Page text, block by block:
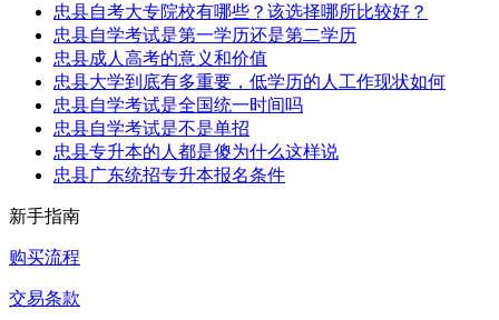
忠县自考大专院校有哪些？该选择哪所比较好？
忠县自学考试是第一学历还是第二学历
忠县成人高考的意义和价值
忠县大学到底有多重要，低学历的人工作现状如何
忠县自学考试是全国统一时间吗
忠县自学考试是不是单招
忠县专升本的人都是傻为什么这样说
忠县广东统招专升本报名条件
新手指南
购买流程
交易条款